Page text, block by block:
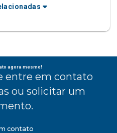
agora mesmo!
entre em contato
ou solicitar um
contato